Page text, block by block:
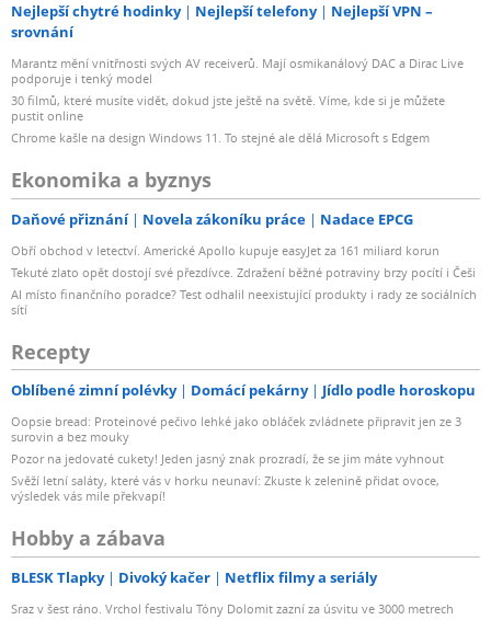
Nejlepší chytré hodinky Nejlepší telefony
Nejlepší VPN –
srovnání
Marantz mění vnitřnosti svých AV receiverů. Mají osmikanálový DAC a Dirac Live
podporuje i tenký model
30 filmů, které musíte vidět, dokud jste ještě na světě. Víme, kde si je můžete
pustit online
Chrome kašle na design Windows 11. To stejné ale dělá Microsoft s Edgem
Ekonomika a byznys
Daňové přiznání Novela zákoníku práce Nadace EPCG
Obří obchod v letectví. Americké Apollo kupuje easyJet za 161 miliard korun
Tekuté zlato opět dostojí své přezdívce. Zdražení běžné potraviny brzy pocítí i Češi
AI místo finančního poradce? Test odhalil neexistující produkty i rady ze sociálních
sítí
Recepty
Oblíbené zimní polévky Domácí pekárny Jídlo podle horoskopu
Oopsie bread: Proteinové pečivo lehké jako obláček zvládnete připravit jen ze 3
surovin a bez mouky
Pozor na jedovaté cukety! Jeden jasný znak prozradí, že se jim máte vyhnout
Svěží letní saláty, které vás v horku neunaví: Zkuste k zelenině přidat ovoce,
výsledek vás mile překvapí!
Hobby a zábava
BLESK Tlapky Divoký kačer Netflix filmy a seriály
Sraz v šest ráno. Vrchol festivalu Tóny Dolomit zazní za úsvitu ve 3000 metrech